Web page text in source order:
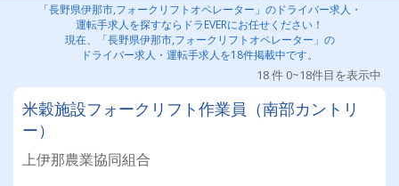
「長野県伊那市,フォークリフトオペレーター」のドライバー求人・
運転手求人を探すならドラEVERにお任せください！
現在、「長野県伊那市,フォークリフトオペレーター」の
ドライバー求人・運転手求人を18件掲載中です。
18 件 0~18件目を表示中
米穀施設フォークリフト作業員（南部カントリ
ー）
上伊那農業協同組合